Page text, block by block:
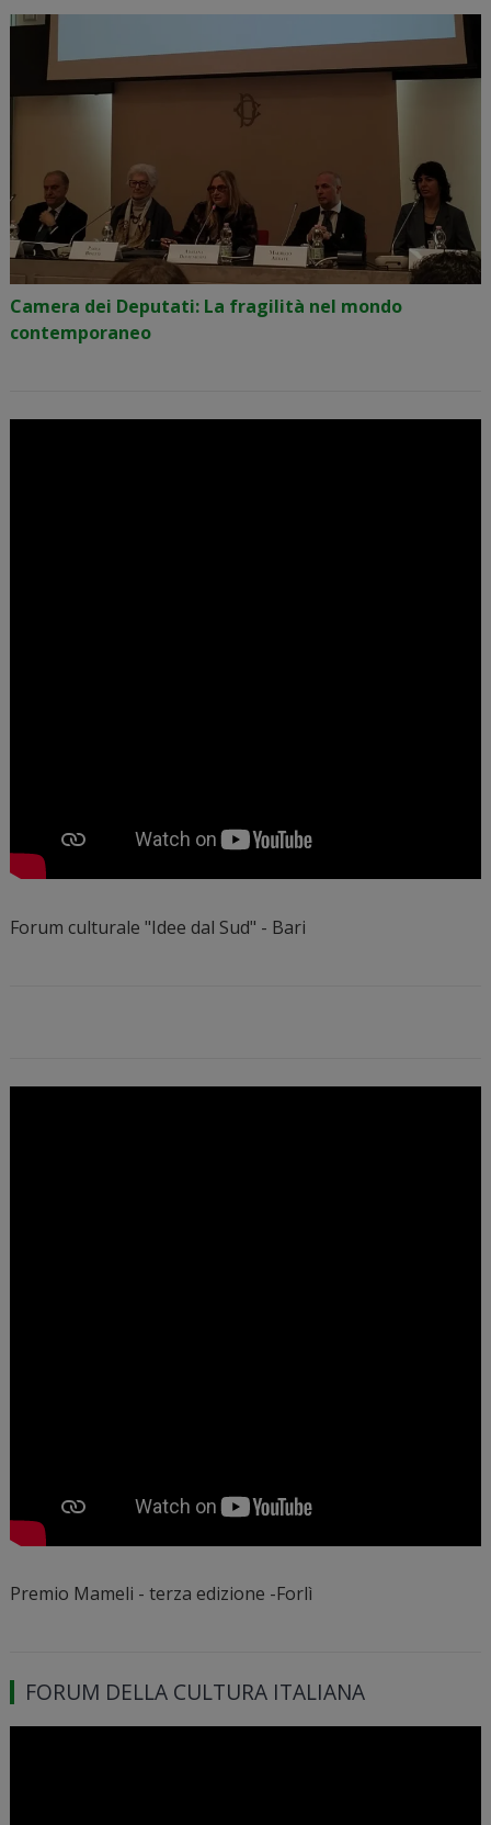
Camera dei Deputati: La fragilità nel mondo
contemporaneo
Forum culturale "Idee dal Sud" - Bari
Premio Mameli - terza edizione -Forlì
FORUM DELLA CULTURA ITALIANA